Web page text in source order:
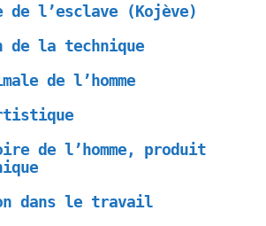
de l’esclave (Kojève)
de la technique
de l’homme
de l’homme, produit
dans le travail